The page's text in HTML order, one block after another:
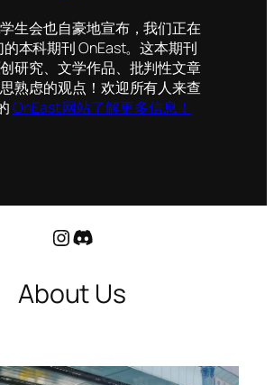
生会也自豪地宣布，我们正在
本科期刊 OnEast。这本期刊
研究、文学作品、批判性文章
熟虑的观点！欢迎所有人来查
OnEast 网站了解更多信息！
Instagram
Discord
About Us